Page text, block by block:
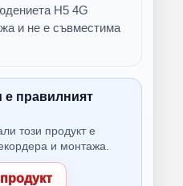
H5 4G
и не е съвместима
е правилният
този продукт е
и монтажа.